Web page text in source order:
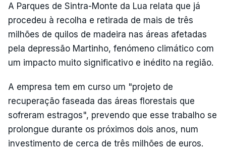
A Parques de Sintra-Monte da Lua relata que já
procedeu à recolha e retirada de mais de três
milhões de quilos de madeira nas áreas afetadas
pela depressão Martinho, fenómeno climático com
um impacto muito significativo e inédito na região.
A empresa tem em curso um "projeto de
recuperação faseada das áreas florestais que
sofreram estragos", prevendo que esse trabalho se
prolongue durante os próximos dois anos, num
investimento de cerca de três milhões de euros.